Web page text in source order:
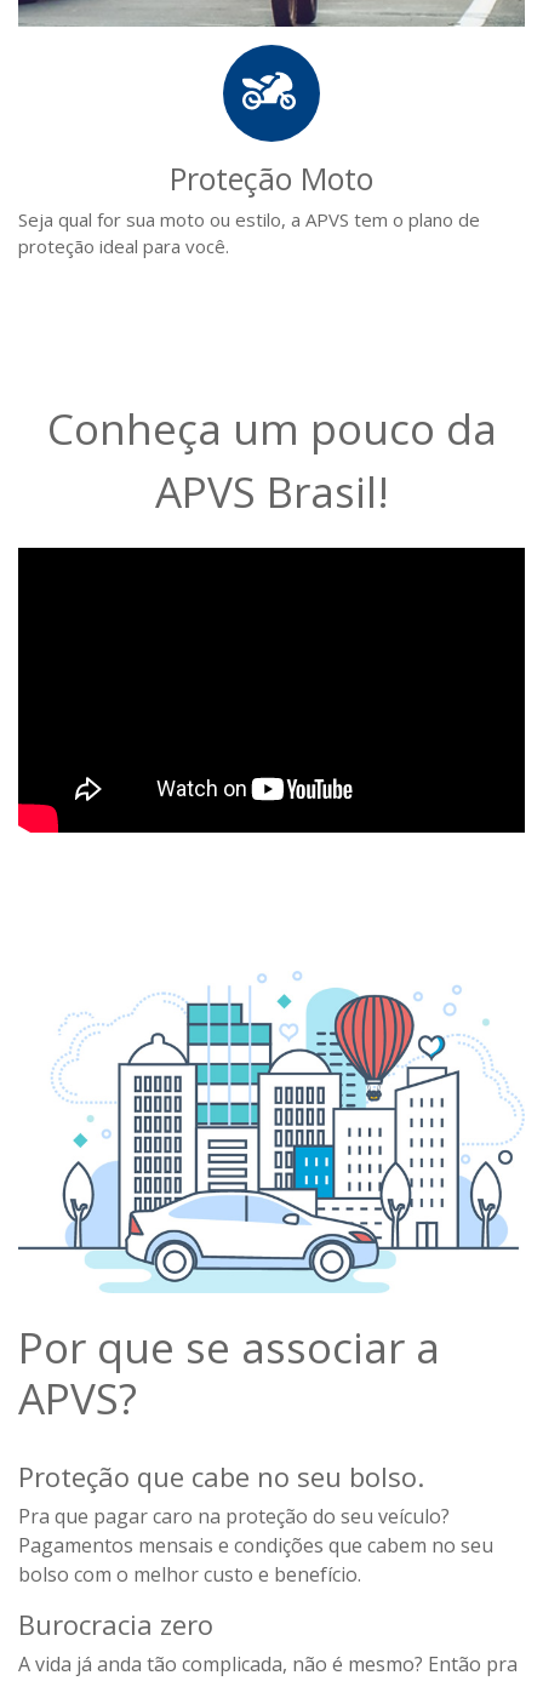
Proteção Moto
Seja qual for sua moto ou estilo, a APVS tem o plano de
proteção ideal para você.
Conheça um pouco da
APVS Brasil!
Por que se associar a
APVS?
Proteção que cabe no seu bolso.
Pra que pagar caro na proteção do seu veículo?
Pagamentos mensais e condições que cabem no seu
bolso com o melhor custo e benefício.
Burocracia zero
A vida já anda tão complicada, não é mesmo? Então pra